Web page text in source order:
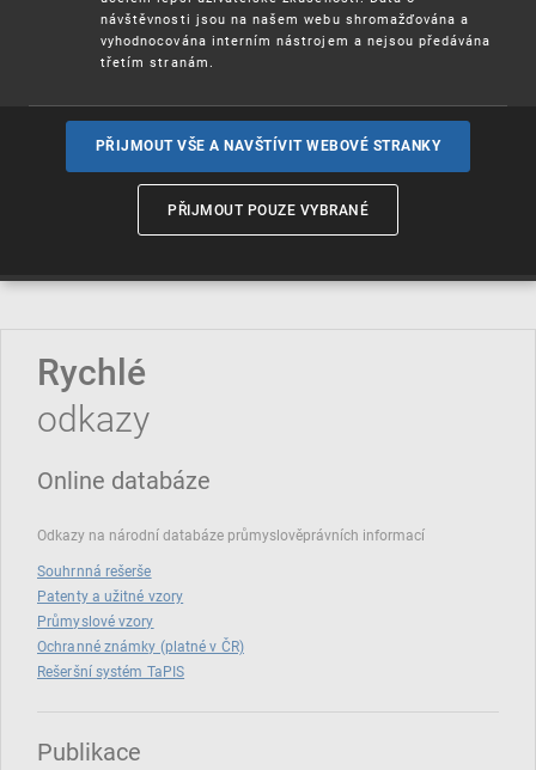
Označení původua zeměpisná
Rychlé
odkazy
Online databáze
Odkazy na národní databáze průmyslověprávních informací
Souhrnná rešerše
Patenty a užitné vzory
Průmyslové vzory
Ochranné známky (platné v ČR)
Rešeršní systém TaPIS
Publikace
návštěvnosti jsou na našem webu shromažďována a
vyhodnocována interním nástrojem a nejsou předávána
třetím stranám.
PŘIJMOUT VŠE A NAVŠTÍVIT WEBOVÉ STRANKY
PŘIJMOUT POUZE VYBRANÉ